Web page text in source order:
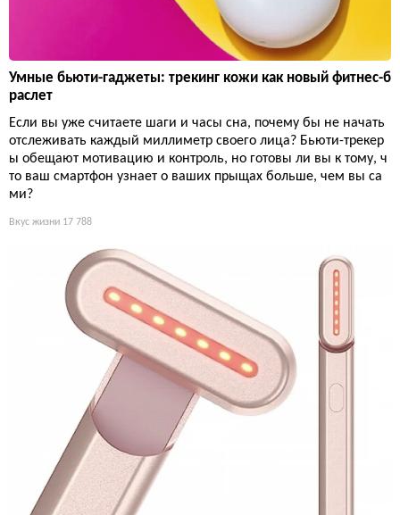
Умные бьюти-гаджеты: трекинг кожи как новый фитнес-б
раслет
Если вы уже считаете шаги и часы сна, почему бы не начать
отслеживать каждый миллиметр своего лица? Бьюти-трекер
ы обещают мотивацию и контроль, но готовы ли вы к тому, ч
то ваш смартфон узнает о ваших прыщах больше, чем вы са
ми?
Вкус жизни 17 788